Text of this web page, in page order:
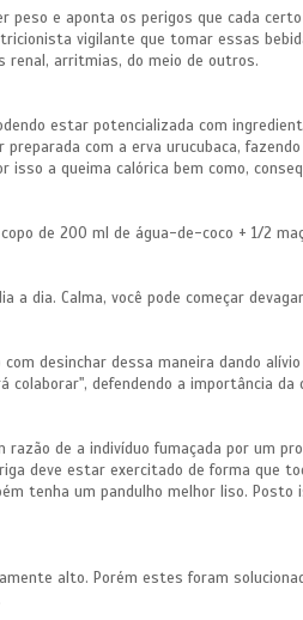
e aponta os perigos que cada
vigilante que tomar essas
renal, arritmias, do meio de outros.
estar potencializada com
com a erva urucubaca,
a queima calórica bem como,
de 200 ml de água-de-coco + 1/2
dia. Calma, você pode começar
desinchar dessa maneira dando
defendendo a importância
de a indivíduo fumaçada por um
deve estar exercitado de forma que
tenha um pandulho melhor liso.
alto. Porém estes foram